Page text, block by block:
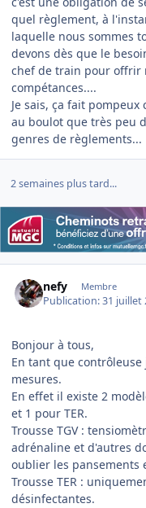
quel règlement, à
laquelle nous sommes
devons dès que le
chef de train pour offrir
compétances....
Je sais, ça fait
au boulot que très peu
genres de règlements...
2 semaines plus tard...
nefy Membre
Publication:31 juillet
Bonjour à tous,
En tant que
mesures.
En effet il existe 2
et 1 pour TER.
Trousse TGV :
adrénaline et d'autres
oublier les pansements
Trousse TER :
désinfectantes.